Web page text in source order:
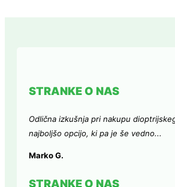
STRANKE O NAS
Odlična izkušnja pri nakupu
najboljšo opcijo, ki pa je še vedno...
Marko G.
STRANKE O NAS